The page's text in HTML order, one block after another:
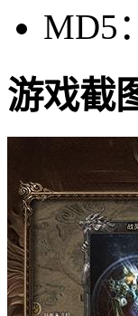
MD5
游戏截